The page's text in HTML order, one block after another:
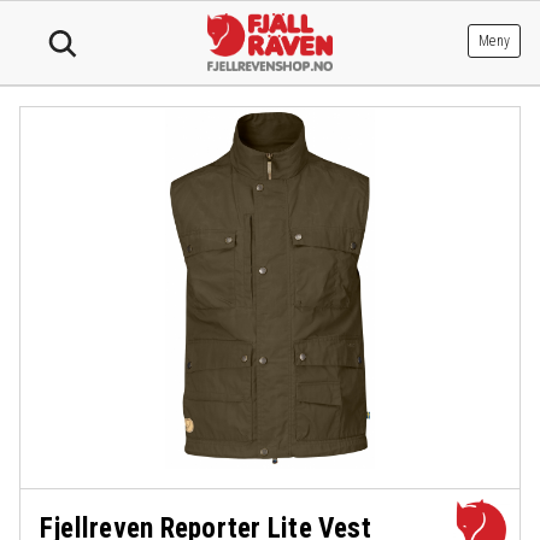
Meny
Fjellreven Reporter Lite Vest